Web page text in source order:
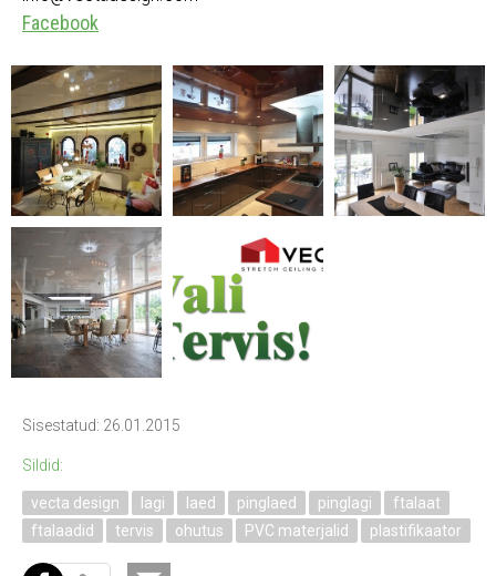
Facebook
Sisestatud: 26.01.2015
Sildid:
vecta design lagi laed pinglaed pinglagi
ftalaat
ftalaadid
tervis ohutus PVC materjalid plastifikaator